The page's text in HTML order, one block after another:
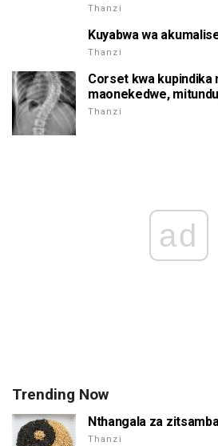
Thanzi
Kuyabwa wa
Thanzi
Corset kwa kupindika
maonekedwe,
Thanzi
ad
Trending Now
Nthangala za
Thanzi